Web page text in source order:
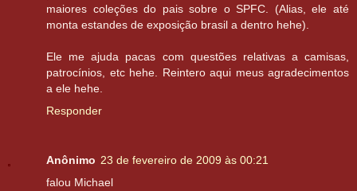
maiores coleções do pais sobre o SPFC. (Alias, ele até
monta estandes de exposição brasil a dentro hehe).
Ele me ajuda pacas com questões relativas a camisas,
patrocínios, etc hehe. Reintero aqui meus agradecimentos
a ele hehe.
Responder
Anônimo 23 de fevereiro de 2009 às 00:21
falou Michael